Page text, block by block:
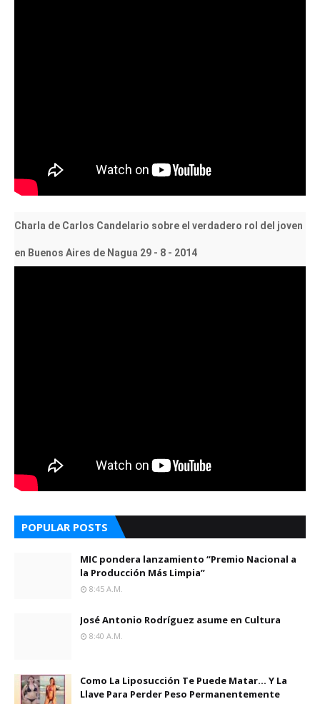
Charla de Carlos Candelario sobre el verdadero rol del joven
en Buenos Aires de Nagua 29 - 8 - 2014
POPULAR POSTS
MIC pondera lanzamiento “Premio Nacional a
la Producción Más Limpia”
8:45 A.m.
José Antonio Rodríguez asume en Cultura
8:40 A.m.
Como La Liposucción Te Puede Matar… Y La
Llave Para Perder Peso Permanentemente